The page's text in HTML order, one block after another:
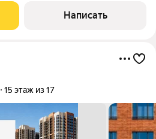
комплекс возводится в
Написать
15 этаж из 17